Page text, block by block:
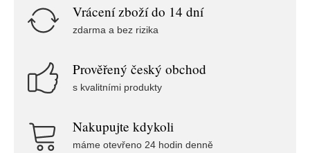
Vrácení zboží do 14 dní
zdarma a bez rizika
Prověřený český obchod
s kvalitními produkty
Nakupujte kdykoli
máme otevřeno 24 hodin denně